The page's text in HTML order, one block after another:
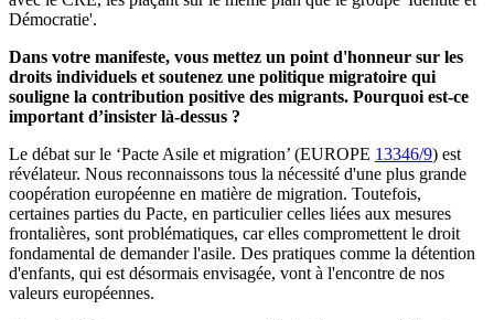
Démocratie'.
Dans votre manifeste, vous mettez un point d'honneur sur les
droits individuels et soutenez une politique migratoire qui
souligne la contribution positive des migrants. Pourquoi est-ce
important d’insister là-dessus ?
Le débat sur le ‘Pacte Asile et migration’ (EUROPE 13346/9) est
révélateur. Nous reconnaissons tous la nécessité d'une plus grande
coopération européenne en matière de migration. Toutefois,
certaines parties du Pacte, en particulier celles liées aux mesures
frontalières, sont problématiques, car elles compromettent le droit
fondamental de demander l'asile. Des pratiques comme la détention
d'enfants, qui est désormais envisagée, vont à l'encontre de nos
valeurs européennes.